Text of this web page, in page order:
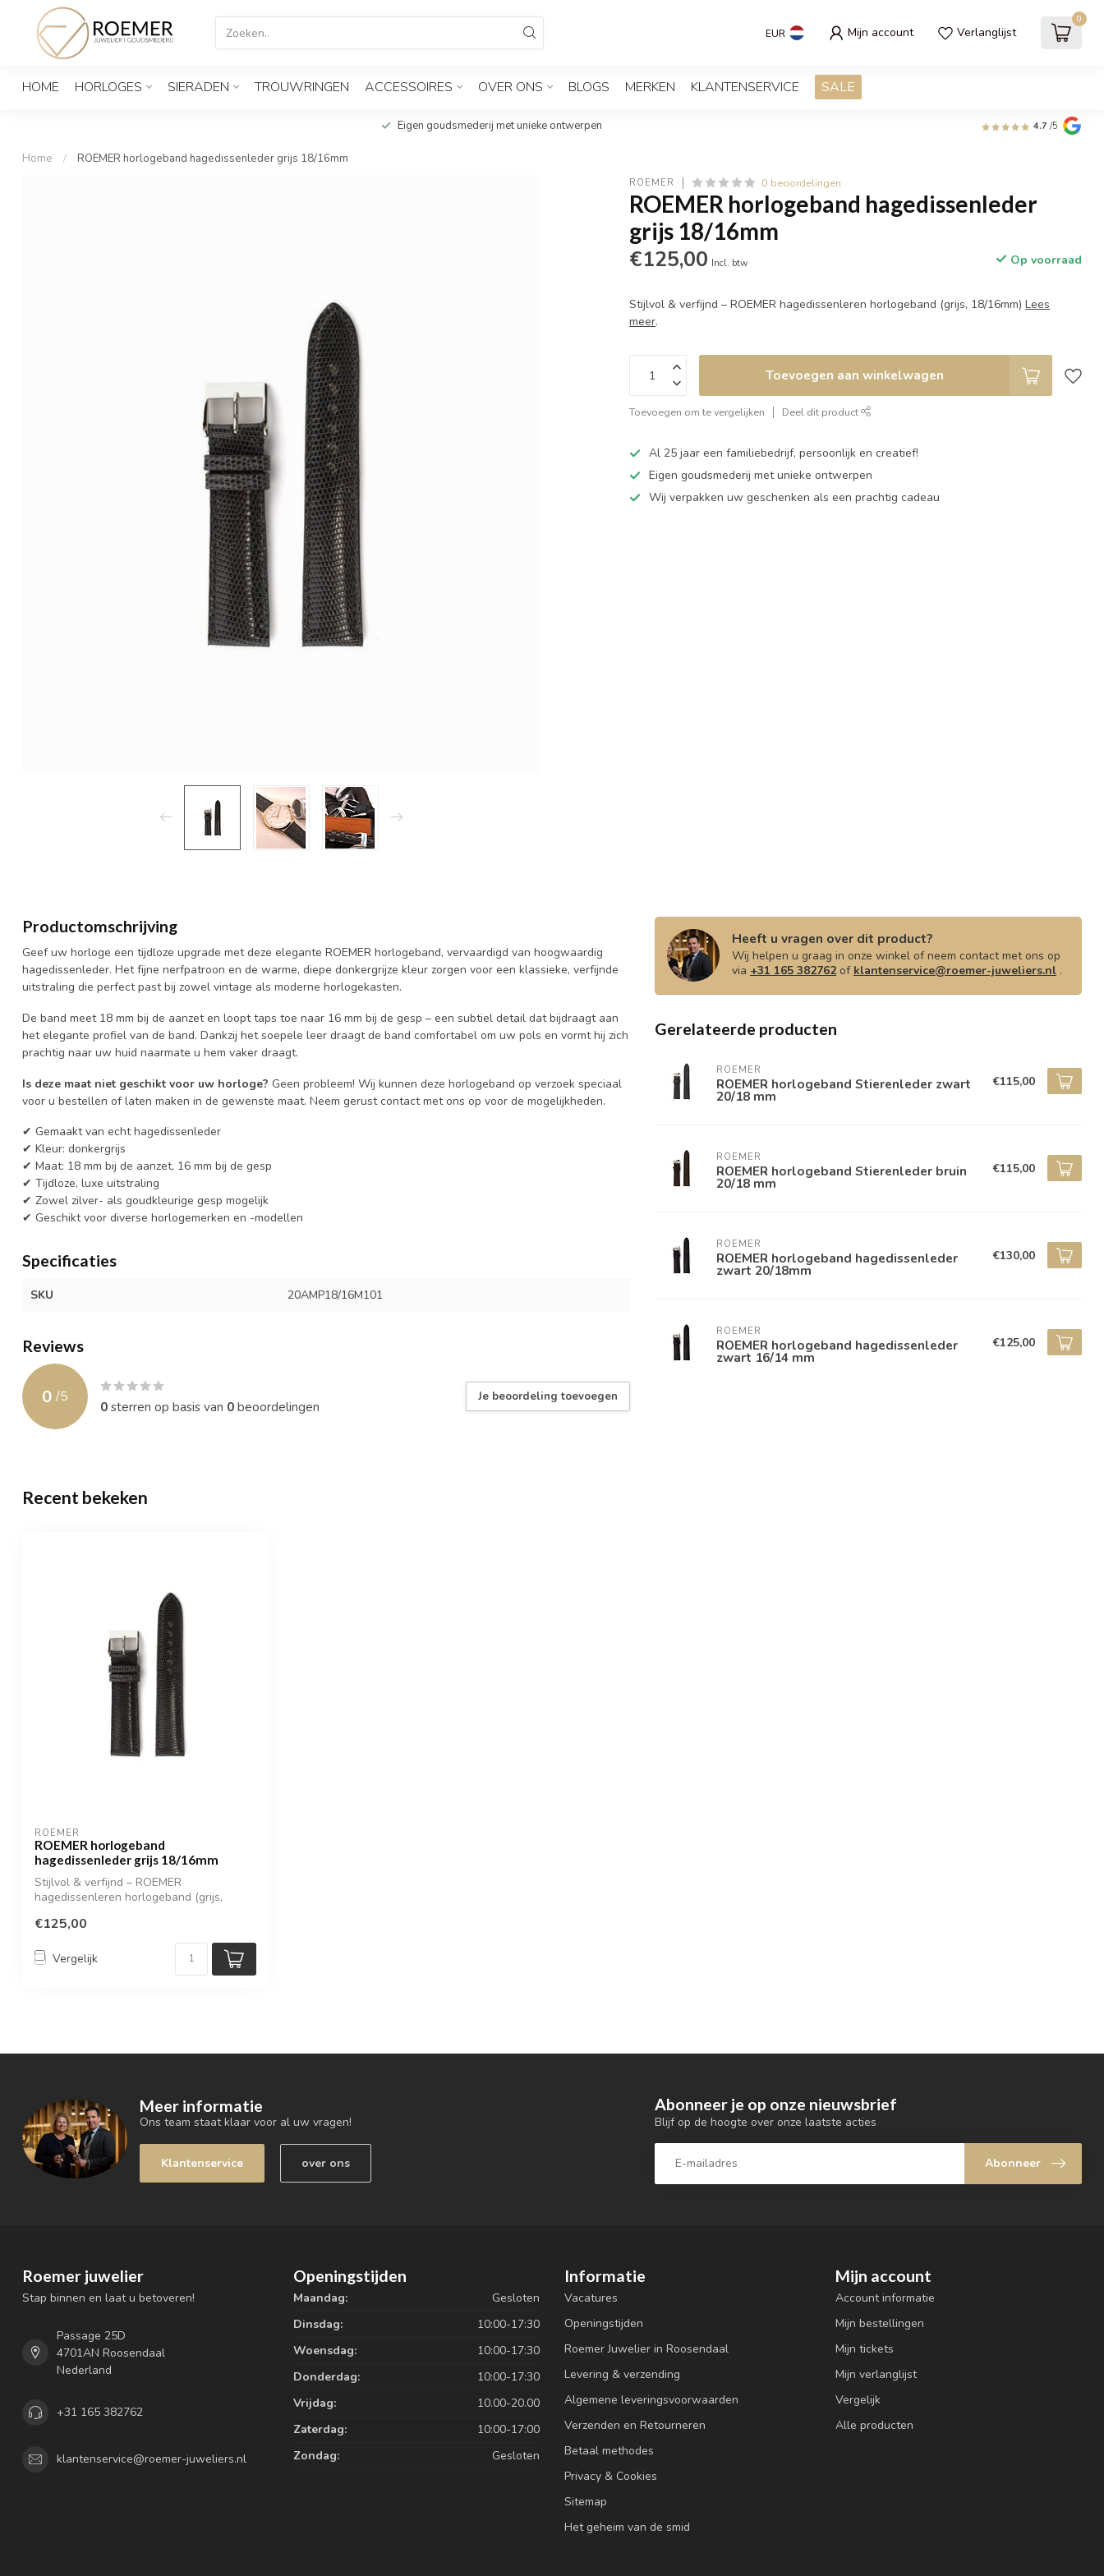
EUR Mijn account Verlanglijst
0
HOME HORLOGES SIERADEN TROUWRINGEN ACCESSOIRES OVER ONS BLOGS MERKEN KLANTENSERVICE SALE
Eigen goudsmederij met unieke ontwerpen 4.7 /5
Home / ROEMER horlogeband hagedissenleder grijs 18/16mm
ROEMER 0 beoordelingen
ROEMER horlogeband hagedissenleder
grijs 18/16mm
€125,00 Incl. btw Op voorraad
Stijlvol & verfijnd – ROEMER hagedissenleren horlogeband (grijs, 18/16mm)Lees
meer.
Toevoegen aan winkelwagen
Toevoegen om te vergelijken Deel dit product
Al 25 jaar een familiebedrijf, persoonlijk en creatief!
Eigen goudsmederij met unieke ontwerpen
Wij verpakken uw geschenken als een prachtig cadeau
Productomschrijving
Geef uw horloge een tijdloze upgrade met deze elegante ROEMER horlogeband, vervaardigd van hoogwaardig
hagedissenleder. Het fijne nerfpatroon en de warme, diepe donkergrijze kleur zorgen voor een klassieke, verfijnde
uitstraling die perfect past bij zowel vintage als moderne horlogekasten.
De band meet 18 mm bij de aanzet en loopt taps toe naar 16 mm bij de gesp – een subtiel detail dat bijdraagt aan
het elegante profiel van de band. Dankzij het soepele leer draagt de band comfortabel om uw pols en vormt hij zich
prachtig naar uw huid naarmate u hem vaker draagt.
Is deze maat niet geschikt voor uw horloge? Geen probleem! Wij kunnen deze horlogeband op verzoek speciaal
voor u bestellen of laten maken in de gewenste maat. Neem gerust contact met ons op voor de mogelijkheden.
✔ Gemaakt van echt hagedissenleder
✔ Kleur: donkergrijs
✔ Maat: 18 mm bij de aanzet, 16 mm bij de gesp
✔ Tijdloze, luxe uitstraling
✔ Zowel zilver- als goudkleurige gesp mogelijk
✔ Geschikt voor diverse horlogemerken en -modellen
Specificaties
SKU 20AMP18/16M101
Reviews
0 /5
0sterren op basis van 0beoordelingen
Je beoordeling toevoegen
Heeft u vragen over dit product?
Wij helpen u graag in onze winkel of neem contact met ons op
via +31 165 382762of klantenservice@roemer-juweliers.nl .
Gerelateerde producten
ROEMER
ROEMER horlogeband Stierenleder zwart
20/18 mm
€115,00
ROEMER
ROEMER horlogeband Stierenleder bruin
20/18 mm
€115,00
ROEMER
ROEMER horlogeband hagedissenleder
zwart 20/18mm
€130,00
ROEMER
ROEMER horlogeband hagedissenleder
zwart 16/14 mm
€125,00
Recent bekeken
ROEMER
ROEMER horlogeband
hagedissenleder grijs 18/16mm
Stijlvol & verfijnd – ROEMER
hagedissenleren horlogeband (grijs,
€125,00
Vergelijk
Meer informatie
Ons team staat klaar voor al uw vragen!
Klantenservice over ons
Abonneer je op onze nieuwsbrief
Blijf op de hoogte over onze laatste acties
Abonneer
Roemer juwelier
Stap binnen en laat u betoveren!
Passage 25D
4701AN Roosendaal
Nederland
+31 165 382762
klantenservice@roemer-juweliers.nl
Openingstijden
Maandag:
Gesloten
Dinsdag:
10:00-17:30
Woensdag:
10:00-17:30
Donderdag:
10:00-17:30
Vrijdag:
10.00-20.00
Zaterdag:
10:00-17:00
Zondag:
Gesloten
Informatie
Vacatures
Openingstijden
Roemer Juwelier in Roosendaal
Levering & verzending
Algemene leveringsvoorwaarden
Verzenden en Retourneren
Betaal methodes
Privacy & Cookies
Sitemap
Het geheim van de smid
Mijn account
Account informatie
Mijn bestellingen
Mijn tickets
Mijn verlanglijst
Vergelijk
Alle producten